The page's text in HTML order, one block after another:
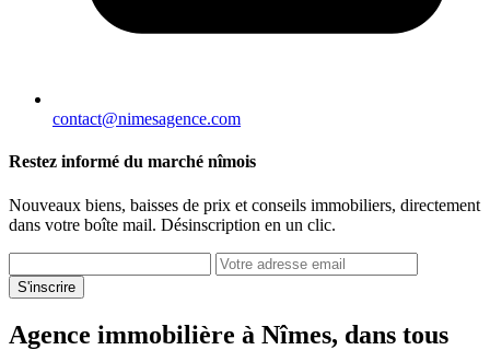
contact@nimesagence.com
Restez informé du marché nîmois
Nouveaux biens, baisses de prix et conseils immobiliers, directement
dans votre boîte mail. Désinscription en un clic.
S'inscrire
Agence immobilière à Nîmes, dans tous